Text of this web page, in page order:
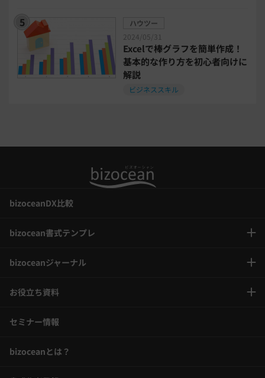
インボイス制度解説 税制改正
喪中はがき 働き方改革
ハウツー
2024/05/31
Excelで棒グラフを簡単作成！
基本的な作り方を初心者向けに
解説
ビジネススキル
bizoceanDX比較
bizocean書式テンプレ
bizoceanジャーナル
お役立ち資料
セミナー情報
bizoceanとは？